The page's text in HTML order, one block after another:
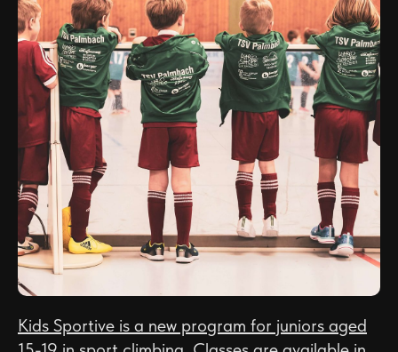
Kids Sportive is a new program for juniors aged